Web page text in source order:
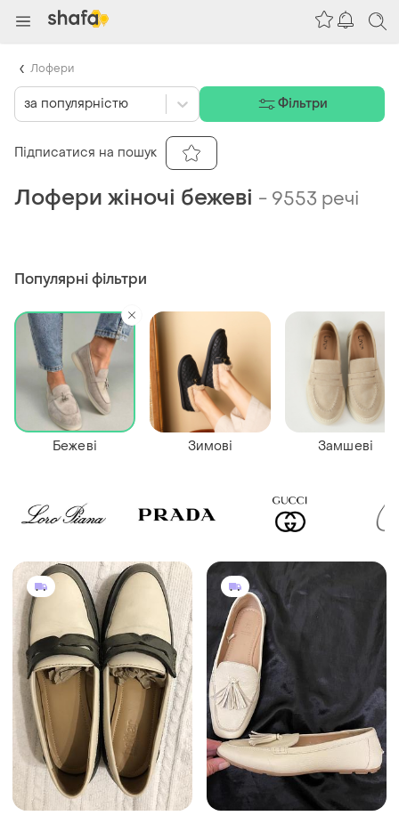
Лофери жіночі бежеві - 9553 речі
Популярні фільтри
Бежеві Зимові Замшеві
за популярністю Фільтри
Підписатися на пошук
Лофери